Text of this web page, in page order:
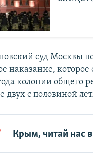
суд Москвы
наказание,
колонии общего
двух с половиной
Крым, читай нас